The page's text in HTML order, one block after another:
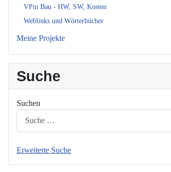
VPin Bau - HW, SW, Kosten
Weblinks und Wörterbücher
Meine Projekte
Suche
Suchen
Erweiterte Suche